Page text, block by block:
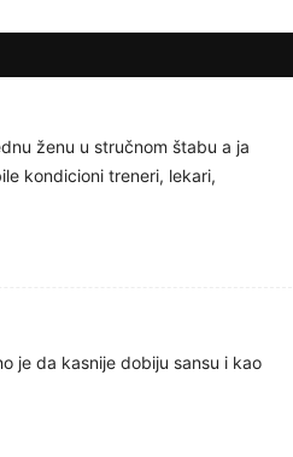
ženu u stručnom štabu a ja
kondicioni treneri, lekari,
je da kasnije dobiju sansu i kao